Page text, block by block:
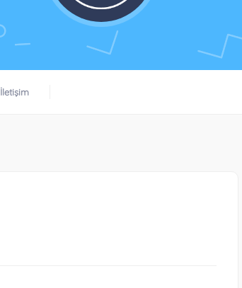
İletişim